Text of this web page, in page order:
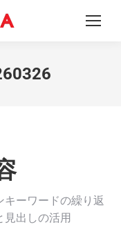
ーワードの繰り返
見出しの活用